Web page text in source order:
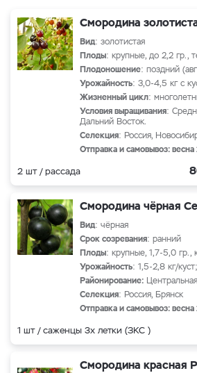
Смородина
Вид: золотистая
Плоды: крупные, до 2,2 гр.,
Плодоношение: поздний
Урожайность: 3,0-4,5 кг с
Жизненный цикл:
Условия выращивания:
Дальний Восток.
Селекция: Россия,
Отправка и самовывоз:
2 шт / рассада
Смородина чёрная
Вид: чёрная
Срок созревания: ранний
Плоды: крупные, 1,7-5,0 гр.,
Урожайность: 1,5-2,8 кг/
Районирование:
Селекция: Россия, Брянск
Отправка и самовывоз:
1 шт / саженцы 3х летки (ЗКС )
Смородина красная